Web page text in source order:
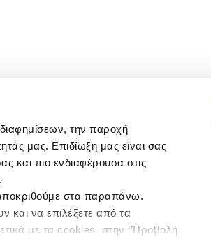
την παροχή
μας. Επιδίωξη μας είναι σας
και πιο ενδιαφέρουσα στις
στα παραπάνω.
και να επιλέξετε από τα
με τα cookies στην ‘’Προβολή